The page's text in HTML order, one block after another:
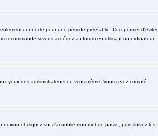
connecté pour une période préétablie. Ceci permet d'éviter
recommandé si vous accédez au forum en utilisant un ordinateur
yeux des administrateurs ou vous-même. Vous serez compté
et cliquez surJ'ai oublié mon mot de passe , puis suivez les